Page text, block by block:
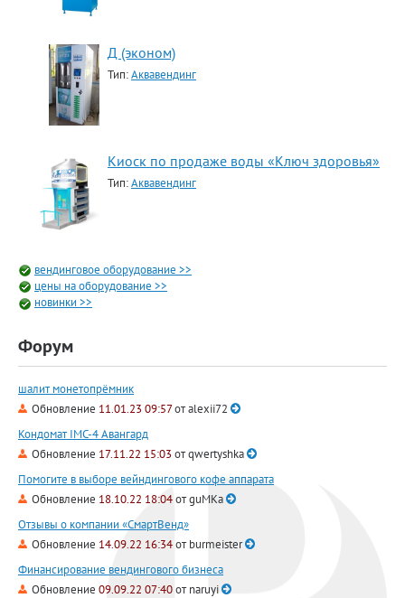
Д (эконом)
Тип:Аквавендинг
Киоск по продаже воды «Ключ здоровья»
Тип:Аквавендинг
вендинговое оборудование >>
цены на оборудование >>
новинки >>
Форум
шалит монетопрёмник
Обновление 11.01.23 09:57отalexii72
Кондомат IMC-4 Авангард
Обновление 17.11.22 15:03 отqwertyshka
Помогите в выборе вейндингового кофе аппарата
Обновление 18.10.22 18:04отguMKa
Отзывы о компании «СмартВенд»
Обновление 14.09.22 16:34отburmeister
Финансирование вендингового бизнеса
Обновление 09.09.22 07:40отnaruyi